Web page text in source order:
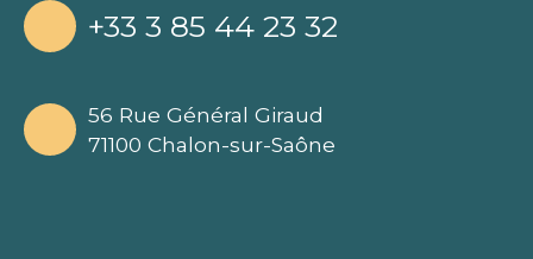
+33 3 85 44 23 32
56 Rue Général Giraud
71100 Chalon-sur-Saône